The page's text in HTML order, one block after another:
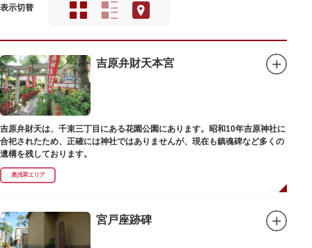
表示切替
吉原弁財天本宮
吉原弁財天は、千束三丁目にある花園公園にあります。昭和10年吉原神社に
合祀されたため、正確には神社ではありませんが、現在も鎮魂碑など多くの
遺構を残しております。
奥浅草エリア
宮戸座跡碑